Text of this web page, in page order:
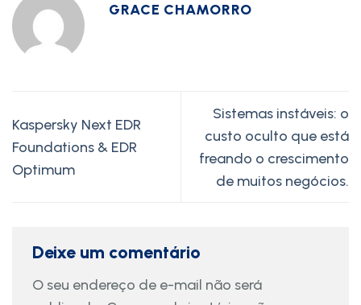
GRACE CHAMORRO
Kaspersky Next EDR
Foundations & EDR
Optimum
Sistemas instáveis: o
custo oculto que está
freando o crescimento
de muitos negócios.
Deixe um comentário
O seu endereço de e-mail não será